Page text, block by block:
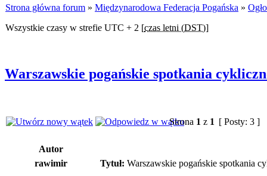
Strona główna forum » Międzynarodowa Federacja Pogańska »
Wszystkie czasy w strefie UTC + 2 [czas letni (DST)]
Warszawskie pogańskie spotkania
Strona 1 z 1 [ Posty: 3 ]
Autor
rawimir
Tytuł: Warszawskie pogańskie spotkania